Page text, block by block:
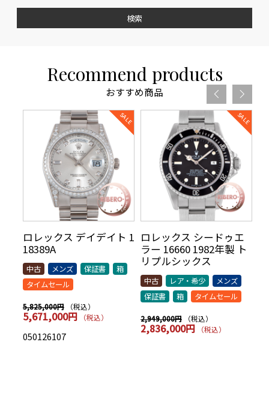
検索
Recommend products
おすすめ商品
ロレックス デイデイト 1
18389A
中古 メンズ 保証書
箱
タイムセール
5,825,000円 （税込）
5,671,000円 （税込）
050126107
ロレックス シードゥエ
ラー 16660 1982年製 ト
リプルシックス
中古 レア・希少
メンズ
保証書
箱 タイムセール
2,949,000円 （税込）
2,836,000円 （税込）